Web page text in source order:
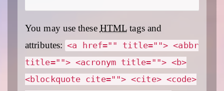
You may use these HTML tags and
attributes: <a href="" title=""> <abbr
title=""> <acronym title=""> <b>
<blockquote cite=""> <cite> <code>